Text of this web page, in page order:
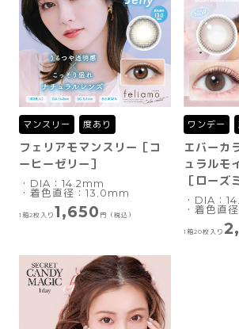
マンスリー 度あり
フェリアモマンスリー［コ
ーヒーゼリー］
・DIA：14.2mm
・着色直径：13.0mm
1箱2枚入り 1,650 円（税込）
ワンデー
エバーカ
ュラルモ
［ローズ
・DIA：
・着色直
1箱20枚入り